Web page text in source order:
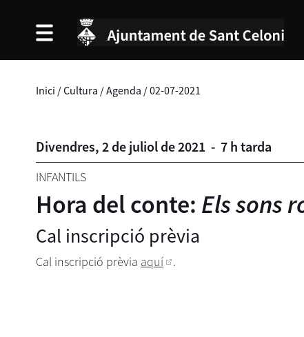
Inici /Cultura /Agenda /02-07-2021
Divendres, 2 de juliol de2021 - 7 h tarda
INFANTILS
Hora del conte: Els sons
Cal inscripció prèvia
Cal inscripció prèvia aquí .